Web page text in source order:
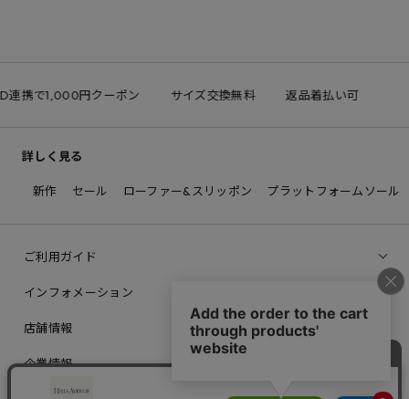
携で1,000円クーポン サイズ交換無料 返品着払い可
詳しく見る
新作 セール ローファー&スリッポン プラットフォームソール
ご利用ガイド
インフォメーション
店舗情報
企業情報